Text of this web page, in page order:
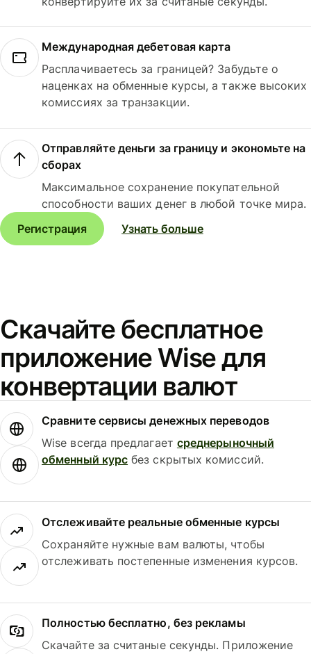
Международная дебетовая карта
Расплачиваетесь за границей? Забудьте о
наценках на обменные курсы, а также высоких
комиссиях за транзакции.
Отправляйте деньги за границу и экономьте на
сборах
Максимальное сохранение покупательной
способности ваших денег в любой точке мира.
Регистрация
Узнать больше
Скачайте бесплатное
приложение Wise для
конвертации валют
Сравните сервисы денежных переводов
Wise всегда предлагает среднерыночный
обменный курс без скрытых комиссий.
Отслеживайте реальные обменные курсы
Сохраняйте нужные вам валюты, чтобы
отслеживать постепенные изменения курсов.
Полностью бесплатно, без рекламы
Скачайте за считаные секунды. Приложение